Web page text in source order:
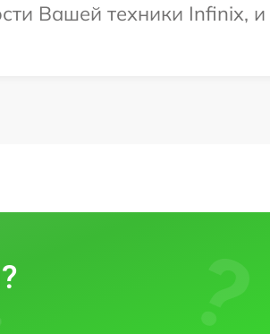
Вашей техники Infinix,